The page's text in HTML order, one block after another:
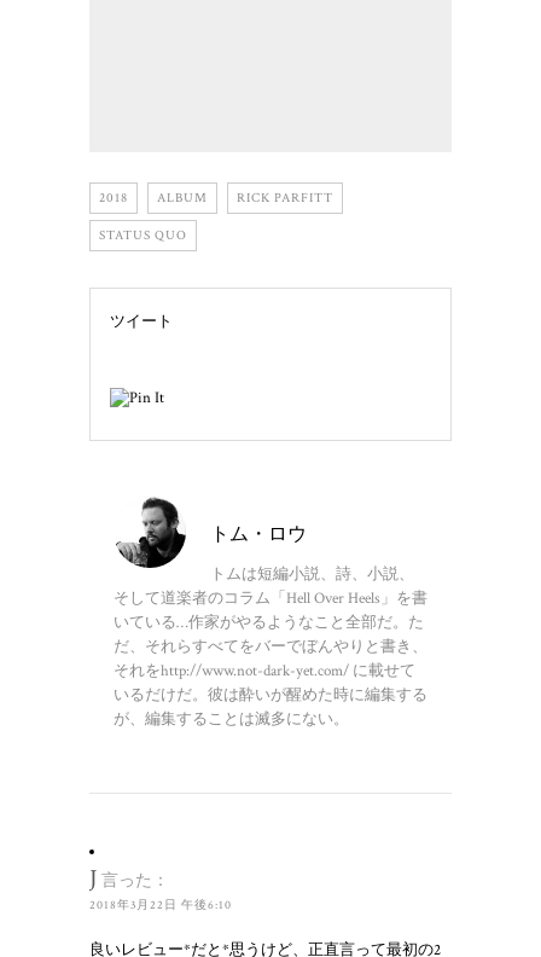
2018 ALBUM RICK PARFITT
STATUS QUO
ツイート
トム・ロウ
トムは短編小説、詩、小説、
そして道楽者のコラム「Hell Over Heels」を書
いている…作家がやるようなこと全部だ。た
だ、それらすべてをバーでぼんやりと書き、
それをhttp://www.not-dark-yet.com/ に載せて
いるだけだ。彼は酔いが醒めた時に編集する
が、編集することは滅多にない。
J 言った：
2018年3月22日 午後6:10
良いレビュー*だと*思うけど、正直言って最初の2